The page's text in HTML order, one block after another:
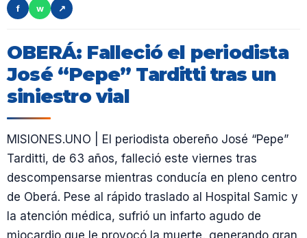
f
w ↗
OBERÁ: Falleció el periodista
José “Pepe” Tarditti tras un
siniestro vial
MISIONES.UNO | El periodista obereño José “Pepe”
Tarditti, de 63 años, falleció este viernes tras
descompensarse mientras conducía en pleno centro
de Oberá. Pese al rápido traslado al Hospital Samic y
la atención médica, sufrió un infarto agudo de
miocardio que le provocó la muerte, generando gran